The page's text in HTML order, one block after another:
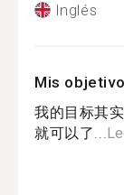
Inglés
Mis
我的目标其
就可以了...